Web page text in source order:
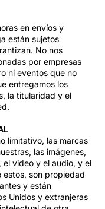
en envíos y
están sujetos
No nos
por empresas
ni eventos que no
entregamos los
la titularidad y el
limitativo, las marcas
las imágenes,
el video y el audio, y el
estos, son propiedad
y están
Unidos y extranjeras